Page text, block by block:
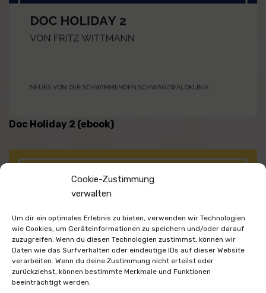
Cookie-Zustimmung
verwalten
Um dir ein optimales Erlebnis zu bieten, verwenden wir Technologien
wie Cookies, um Geräteinformationen zu speichern und/oder darauf
zuzugreifen. Wenn du diesen Technologien zustimmst, können wir
Daten wie das Surfverhalten oder eindeutige IDs auf dieser Website
verarbeiten. Wenn du deine Zustimmung nicht erteilst oder
zurückziehst, können bestimmte Merkmale und Funktionen
beeinträchtigt werden.
Doc Holiday 2 (ebook)